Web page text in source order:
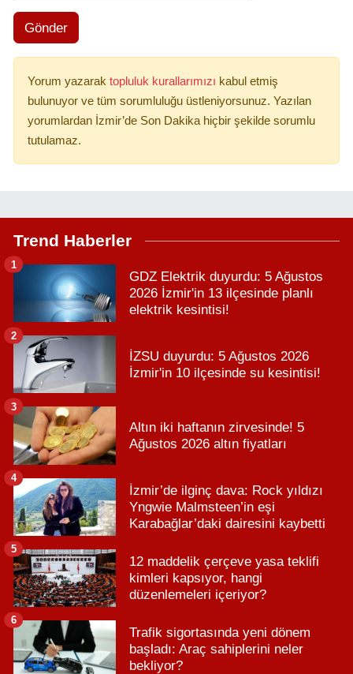
Gönder
Yorum yazarak topluluk kurallarımızı kabul etmiş
bulunuyor ve tüm sorumluluğu üstleniyorsunuz. Yazılan
yorumlardan İzmir’de Son Dakika hiçbir şekilde sorumlu
tutulamaz.
Trend Haberler
GDZ Elektrik duyurdu: 5 Ağustos
2026 İzmir'in 13 ilçesinde planlı
elektrik kesintisi!
1
İZSU duyurdu: 5 Ağustos 2026
İzmir'in 10 ilçesinde su kesintisi!
2
Altın iki haftanın zirvesinde! 5
Ağustos 2026 altın fiyatları
3
İzmir’de ilginç dava: Rock yıldızı
Yngwie Malmsteen’in eşi
Karabağlar’daki dairesini kaybetti
4
12 maddelik çerçeve yasa teklifi
kimleri kapsıyor, hangi
düzenlemeleri içeriyor?
5
Trafik sigortasında yeni dönem
başladı: Araç sahiplerini neler
bekliyor?
6